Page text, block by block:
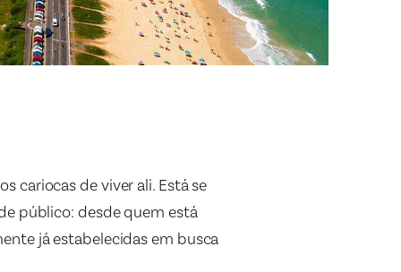
cariocas de viver ali. Está se
público: desde quem está
já estabelecidas em busca